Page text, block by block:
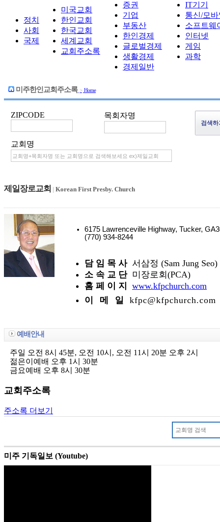
정치
사회
국제
미국교회
한인교회
한국교회
세계교회
교회주소록
증권
기업
부동산
한인경제
글로벌경제
생활경제
경제일반
IT기기
통신/모
소프트웨
인터넷
게임
과학
미주한인교회주소록 > Home
ZIPCODE 목회자명
교회명
제일장로교회 | Korean First Presby. Church
6175 Lawrenceville Highway, Tucker,
(770) 934-8244
담 임 목 사 서삼정 (Sam Jung Seo)
소 속 교 단 미장로회(PCA)
홈 페 이 지
www.kfpchurch.com
이 메 일
kfpc@kfpchurch.com
예배안내
주일 오전 8시 45분, 오전 10시, 오전 11시 20분 오후 2시
젊은이예배 오후 1시 30분
금요예배 오후 8시 30분
교회주소록
주소록 더보기
미주 기독일보 (Youtube)